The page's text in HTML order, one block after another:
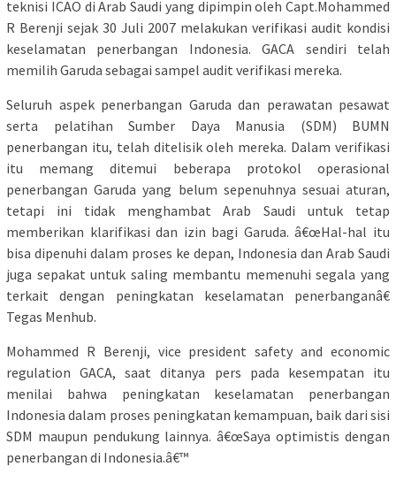
teknisi ICAO di Arab Saudi yang dipimpin oleh Capt.Mohammed
R Berenji sejak 30 Juli 2007 melakukan verifikasi audit kondisi
keselamatan penerbangan Indonesia. GACA sendiri telah
memilih Garuda sebagai sampel audit verifikasi mereka.
Seluruh aspek penerbangan Garuda dan perawatan pesawat
serta pelatihan Sumber Daya Manusia (SDM) BUMN
penerbangan itu, telah ditelisik oleh mereka. Dalam verifikasi
itu memang ditemui beberapa protokol operasional
penerbangan Garuda yang belum sepenuhnya sesuai aturan,
tetapi ini tidak menghambat Arab Saudi untuk tetap
memberikan klarifikasi dan izin bagi Garuda. â€œHal-hal itu
bisa dipenuhi dalam proses ke depan, Indonesia dan Arab Saudi
juga sepakat untuk saling membantu memenuhi segala yang
terkait dengan peningkatan keselamatan penerbanganâ€
Tegas Menhub.
Mohammed R Berenji, vice president safety and economic
regulation GACA, saat ditanya pers pada kesempatan itu
menilai bahwa peningkatan keselamatan penerbangan
Indonesia dalam proses peningkatan kemampuan, baik dari sisi
SDM maupun pendukung lainnya. â€œSaya optimistis dengan
penerbangan di Indonesia.â€™